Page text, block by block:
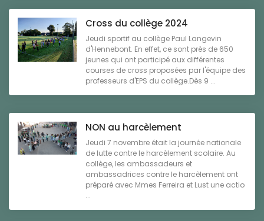
Cross du collège 2024
Jeudi sportif au collège Paul Langevin
d'Hennebont. En effet, ce sont près de 650
jeunes qui ont participé aux différentes
courses de cross proposées par l'équipe des
professeurs d'EPS du collège.Dès 9 ...
NON au harcèlement
Jeudi 7 novembre était la journée nationale
de lutte contre le harcèlement scolaire. Au
collège, les ambassadeurs et
ambassadrices contre le harcèlement ont
préparé avec Mmes Ferreira et Lust une actio
...